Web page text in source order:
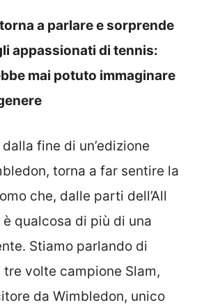
a parlare e sorprende
appassionati di tennis:
mai potuto immaginare
fine di un’edizione
torna a far sentire la
che, dalle parti dell’All
è qualcosa di più di una
Stiamo parlando di
tre volte campione Slam,
da Wimbledon, unico